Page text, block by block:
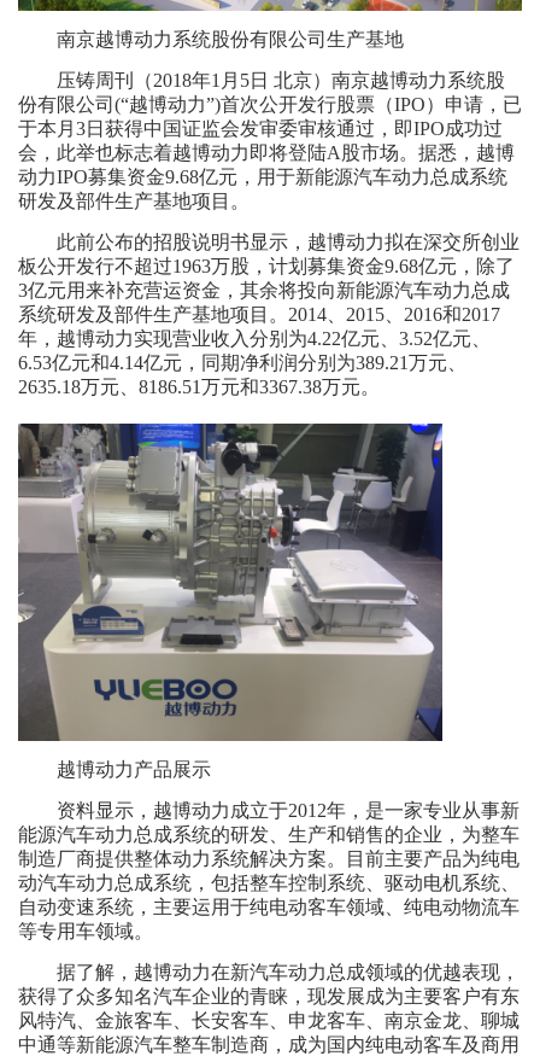
南京越博动力系统股份有限公司生产基地
压铸周刊（2018年1月5日 北京）南京越博动力系统股
份有限公司(“越博动力”)首次公开发行股票（IPO）申请，已
于本月3日获得中国证监会发审委审核通过，即IPO成功过
会，此举也标志着越博动力即将登陆A股市场。据悉，越博
动力IPO募集资金9.68亿元，用于新能源汽车动力总成系统
研发及部件生产基地项目。
此前公布的招股说明书显示，越博动力拟在深交所创业
板公开发行不超过1963万股，计划募集资金9.68亿元，除了
3亿元用来补充营运资金，其余将投向新能源汽车动力总成
系统研发及部件生产基地项目。2014、2015、2016和2017
年，越博动力实现营业收入分别为4.22亿元、3.52亿元、
6.53亿元和4.14亿元，同期净利润分别为389.21万元、
2635.18万元、8186.51万元和3367.38万元。
越博动力产品展示
资料显示，越博动力成立于2012年，是一家专业从事新
能源汽车动力总成系统的研发、生产和销售的企业，为整车
制造厂商提供整体动力系统解决方案。目前主要产品为纯电
动汽车动力总成系统，包括整车控制系统、驱动电机系统、
自动变速系统，主要运用于纯电动客车领域、纯电动物流车
等专用车领域。
据了解，越博动力在新汽车动力总成领域的优越表现，
获得了众多知名汽车企业的青睐，现发展成为主要客户有东
风特汽、金旅客车、长安客车、申龙客车、南京金龙、聊城
中通等新能源汽车整车制造商，成为国内纯电动客车及商用